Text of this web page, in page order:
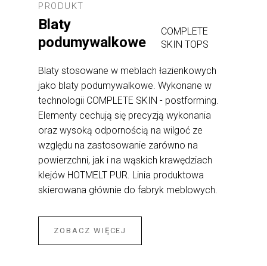
PRODUKT
Blaty
podumywalkowe
COMPLETE
SKIN TOPS
Blaty stosowane w meblach łazienkowych
jako blaty podumywalkowe. Wykonane w
technologii COMPLETE SKIN - postforming.
Elementy cechują się precyzją wykonania
oraz wysoką odpornością na wilgoć ze
względu na zastosowanie zarówno na
powierzchni, jak i na wąskich krawędziach
klejów HOTMELT PUR. Linia produktowa
skierowana głównie do fabryk meblowych.
ZOBACZ WIĘCEJ